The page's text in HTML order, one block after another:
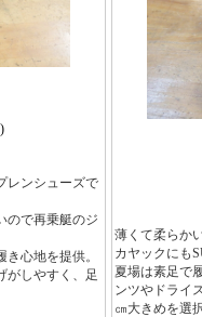
レンシューズで
ので再乗艇のジ
心地を提供。
がしやすく、足
薄くて柔らか
カヤックにも
夏場は素足で
ンツやドライ
㎝大きめを選